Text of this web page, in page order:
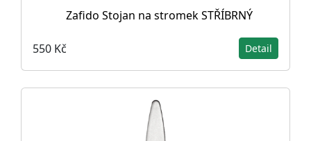
Zafido Stojan na stromek STŘÍBRNÝ
550 Kč Detail